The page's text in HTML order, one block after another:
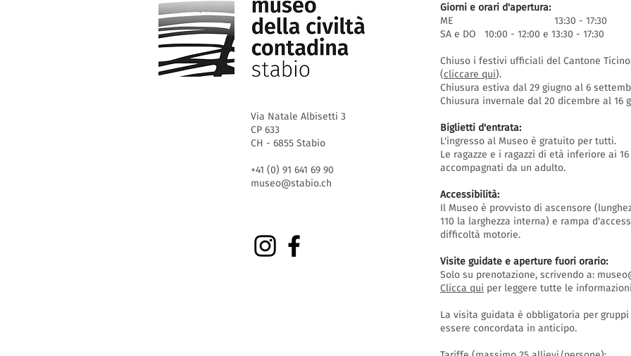
Via Natale Albisetti 3
CP 633
CH - 6855 Stabio
+41 (0) 91 641 69 90
museo@stabio.ch
Giorni e orari d'apertura:
ME 13:30 - 17:30
SA e DO 10:00 - 12:00 e 13:30 - 17:30
Chiuso i festivi ufficiali del Cantone
(cliccare qui).
Chiusura estiva dal 29 giugno al 6
Chiusura invernale dal 20 dicembre al 16
Biglietti d'entrata:
L'ingresso al Museo è gratuito per tutti.
Le ragazze e i ragazzi di età inferiore ai
accompagnati da un adulto.
Accessibilità:
Il Museo è provvisto di ascensore
110 la larghezza interna) e rampa
difficoltà motorie.
Visite guidate e aperture fuori orario:
Solo su prenotazione, scrivendo a:
Clicca qui per leggere tutte le
La visita guidata è obbligatoria per
essere concordata in anticipo.